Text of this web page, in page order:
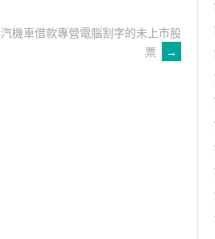
機車借款專營電腦割字的未上市股
票
→